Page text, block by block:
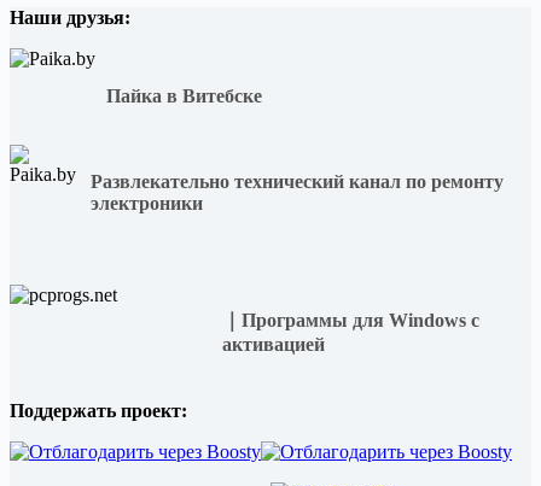
SSD
NV3000
MAP1202
Наши друзья:
Пайка в Витебске
Развлекательно технический канал по ремонту
электроники
｜Программы для Windows с
активацией
Поддержать проект: